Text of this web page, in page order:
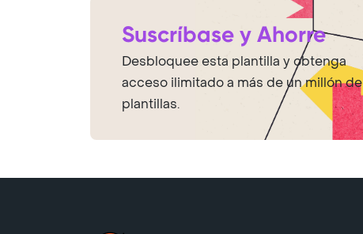
Suscríbase y Ahorre
Desbloquee esta plantilla y obtenga
acceso ilimitado a más de un millón de
plantillas.